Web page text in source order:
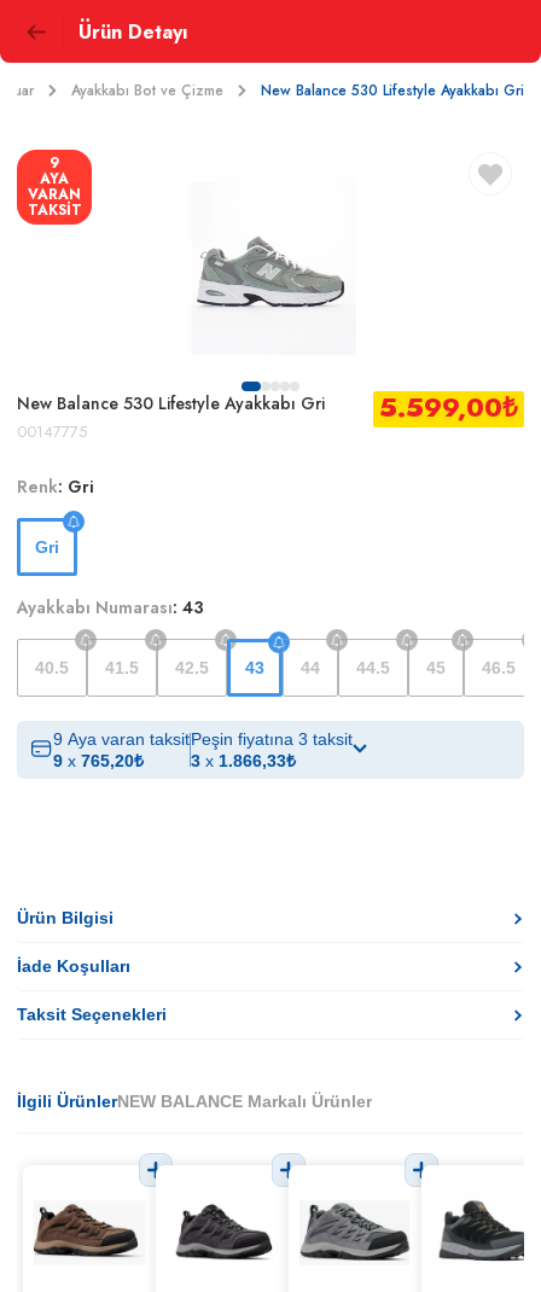
Ürün Detayı
Ayakkabı Bot ve Çizme New Balance 530 Lifestyle Ayakkabı Gri
9
AYA
VARAN
TAKSİT
New Balance 530 Lifestyle Ayakkabı Gri
00147775
5.599,00₺
Renk: Gri
Gri
Ayakkabı Numarası: 43
40.5 41.5 42.5 43 44 44.5 45 46.5
9 Aya varan taksit
9 x 765,20₺
Peşin fiyatına 3 taksit
3 x 1.866,33₺
Ürün Bilgisi
İade Koşulları
Taksit Seçenekleri
İlgili ÜrünlerNEW BALANCE Markalı Ürünler